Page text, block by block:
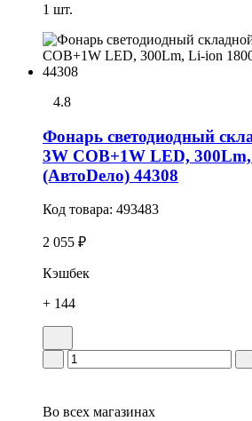
1 шт.
4.8
Фонарь светодиодный
3W COB+1W LED,
(АвтоDело) 44308
Код товара: 493483
2 055 ₽
Кэшбек
+ 144
Во всех магазинах